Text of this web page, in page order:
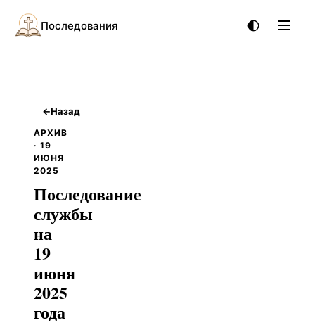
Последования
←Назад
АРХИВ
· 19
ИЮНЯ
2025
Последование
службы
на
19
июня
2025
года